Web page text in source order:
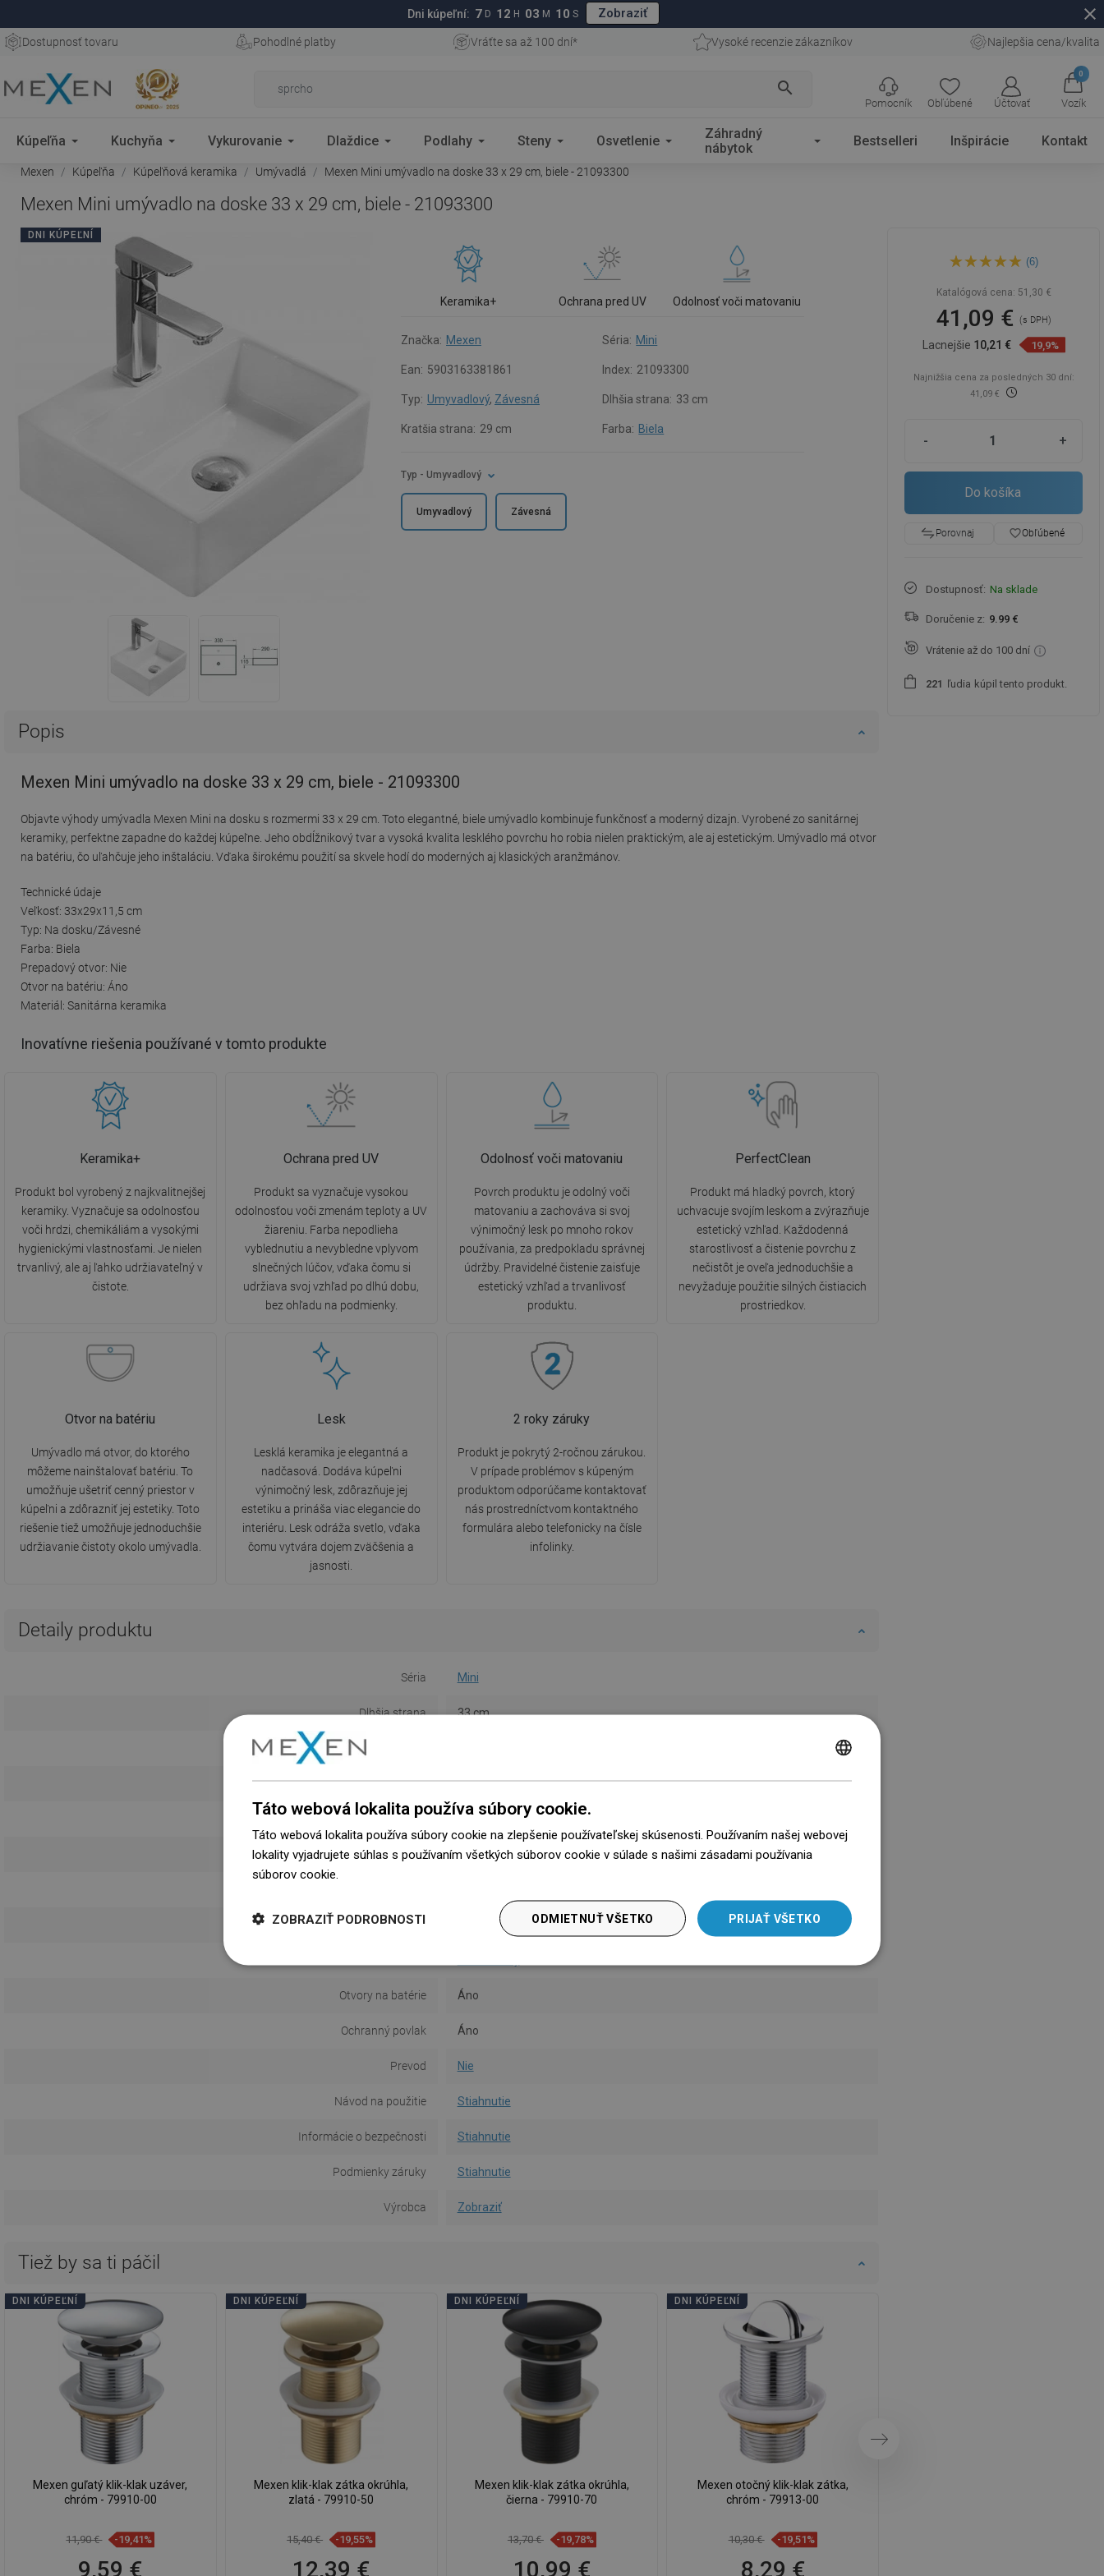
Dni kúpeľní: 7 D 12 H 03 M 09 S Zobraziť close
Dostupnosť tovaru Pohodlné platby Vráťte sa až 100 dní* Vysoké recenzie zákazníkov Najlepšia cena/kvalita
search
Obľúbené Účtovať
0
Vozík
Pomocník
Kúpeľňa Kuchyňa Vykurovanie Dlaždice Podlahy Steny Osvetlenie
Záhradný
nábytok
Bestselleri Inšpirácie Kontakt
Mexen Kúpeľňa Kúpeľňová keramika Umývadlá Mexen Mini umývadlo na doske 33 x 29 cm, biele - 21093300
Mexen Mini umývadlo na doske 33 x 29 cm, biele - 21093300
DNI KÚPEĽNÍ
Keramika+ Ochrana pred UV Odolnosť voči matovaniu
Značka: Mexen Séria: Mini
Ean: 5903163381861 Index: 21093300
Typ: Umyvadlový, Závesná Dlhšia strana: 33 cm
Kratšia strana: 29 cm Farba: Biela
Typ - Umyvadlový
Závesná
Umyvadlový
Popis
Mexen Mini umývadlo na doske 33 x 29 cm, biele - 21093300
Objavte výhody umývadla Mexen Mini na dosku s rozmermi 33 x 29 cm. Toto elegantné, biele umývadlo kombinuje funkčnosť a moderný dizajn. Vyrobené zo sanitárnej
keramiky, perfektne zapadne do každej kúpeľne. Jeho obdĺžnikový tvar a vysoká kvalita lesklého povrchu ho robia nielen praktickým, ale aj estetickým. Umývadlo má otvor
na batériu, čo uľahčuje jeho inštaláciu. Vďaka širokému použití sa skvele hodí do moderných aj klasických aranžmánov.
Technické údaje
Veľkosť: 33x29x11,5 cm
Typ: Na dosku/Závesné
Farba: Biela
Prepadový otvor: Nie
Otvor na batériu: Áno
Materiál: Sanitárna keramika
Inovatívne riešenia používané v tomto produkte
Keramika+
Produkt bol vyrobený z najkvalitnejšej
keramiky. Vyznačuje sa odolnosťou
voči hrdzi, chemikáliám a vysokými
hygienickými vlastnosťami. Je nielen
trvanlivý, ale aj ľahko udržiavateľný v
čistote.
Ochrana pred UV
Produkt sa vyznačuje vysokou
odolnosťou voči zmenám teploty a UV
žiareniu. Farba nepodlieha
vyblednutiu a nevybledne vplyvom
slnečných lúčov, vďaka čomu si
udržiava svoj vzhľad po dlhú dobu,
bez ohľadu na podmienky.
Odolnosť voči matovaniu
Povrch produktu je odolný voči
matovaniu a zachováva si svoj
výnimočný lesk po mnoho rokov
používania, za predpokladu správnej
údržby. Pravidelné čistenie zaisťuje
estetický vzhľad a trvanlivosť
produktu.
PerfectClean
Produkt má hladký povrch, ktorý
uchvacuje svojím leskom a zvýrazňuje
estetický vzhľad. Každodenná
starostlivosť a čistenie povrchu z
nečistôt je oveľa jednoduchšie a
nevyžaduje použitie silných čistiacich
prostriedkov.
Otvor na batériu
Umývadlo má otvor, do ktorého
môžeme nainštalovať batériu. To
umožňuje ušetriť cenný priestor v
kúpeľni a zdôrazniť jej estetiky. Toto
riešenie tiež umožňuje jednoduchšie
udržiavanie čistoty okolo umývadla.
Lesk
Lesklá keramika je elegantná a
nadčasová. Dodáva kúpeľni
výnimočný lesk, zdôrazňuje jej
estetiku a prináša viac elegancie do
interiéru. Lesk odráža svetlo, vďaka
čomu vytvára dojem zväčšenia a
jasnosti.
2 roky záruky
Produkt je pokrytý 2-ročnou zárukou.
V prípade problémov s kúpeným
produktom odporúčame kontaktovať
nás prostredníctvom kontaktného
formulára alebo telefonicky na čísle
infolinky.
Detaily produktu
Séria Mini
Dlhšia strana 33 cm
Kratšia strana
Výška 11,5 cm
Farba Biela
Povrch Lesk
Typ Umyvadlový Závesná
Otvory na batérie Áno
Ochranný povlak Áno
Prevod Nie
Návod na použitie Stiahnutie
Informácie o bezpečnosti Stiahnutie
Podmienky záruky Stiahnutie
Výrobca Zobraziť
Tiež by sa ti páčil
DNI KÚPEĽNÍ
Mexen guľatý klik-klak uzáver,
chróm - 79910-00
11,90 € -19,41%
9,59 €
DNI KÚPEĽNÍ
Mexen klik-klak zátka okrúhla,
zlatá - 79910-50
15,40 € -19,55%
12,39 €
DNI KÚPEĽNÍ
Mexen klik-klak zátka okrúhla,
čierna - 79910-70
13,70 € -19,78%
10,99 €
DNI KÚPEĽNÍ
Mexen otočný klik-klak zátka,
chróm - 79913-00
10,30 € -19,51%
8,29 €
Ďalej
doske 33 x 29 cm, biele -
(6)
Katalógová cena: 51,30 €
41,09 € (s DPH)
Lacnejšie 10,21 € 19,9%
Najnižšia cena za posledných 30 dní:
41,09 €
- +
Do košíka
Porovnaj favorite_borderObľúbené
Dostupnosť: Na sklade
Doručenie z: 9.99 €
Vrátenie až do 100 dní
221 ľudia kúpil tento produkt.
LITHUANIAN
ROMANIAN
Táto webová lokalita používa súbory cookie.
Táto webová lokalita používa súbory cookie na zlepšenie používateľskej skúsenosti. Používaním našej webovej
lokality vyjadrujete súhlas s používaním všetkých súborov cookie v súlade s našimi zásadami používania
súborov cookie.
PRIJAŤ VŠETKO
ODMIETNUŤ VŠETKO
ZOBRAZIŤ PODROBNOSTI